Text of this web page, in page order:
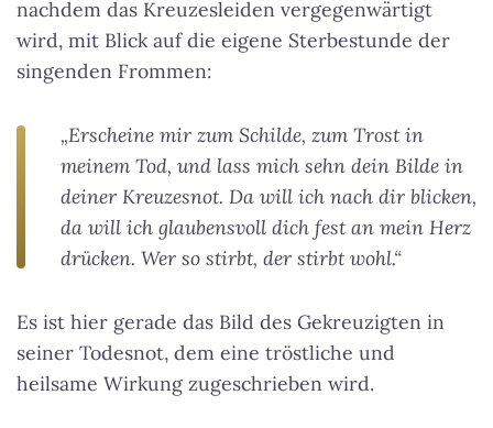
nachdem das Kreuzesleiden vergegenwärtigt
wird, mit Blick auf die eigene Sterbestunde der
singenden Frommen:
„Erscheine mir zum Schilde, zum Trost in
meinem Tod, und lass mich sehn dein Bilde in
deiner Kreuzesnot. Da will ich nach dir blicken,
da will ich glaubensvoll dich fest an mein Herz
drücken. Wer so stirbt, der stirbt wohl.“
Es ist hier gerade das Bild des Gekreuzigten in
seiner Todesnot, dem eine tröstliche und
heilsame Wirkung zugeschrieben wird.